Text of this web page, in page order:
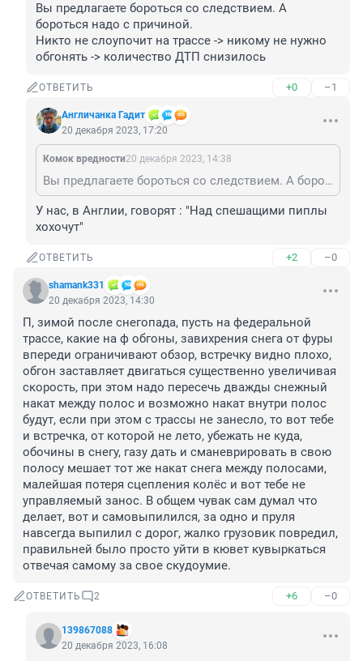
Вы предлагаете бороться со следствием. А
бороться надо с причиной.
Никто не слоупочит на трассе -> никому не нужно
обгонять -> количество ДТП снизилось
ОТВЕТИТЬ +0 –1
Aнгличанка Гадит
20 декабря 2023, 17:20
Комок вредности20 декабря 2023, 14:38
Вы предлагаете бороться со следствием. А бороться надо с причиной. Никто не слоупочит на трассе -> никому не нужно обгонять -> количество ДТП снизилось
У нас, в Англии, говорят : "Над спешащими пиплы
хохочут"
ОТВЕТИТЬ +2 –0
shamank331
20 декабря 2023, 14:30
П, зимой после снегопада, пусть на федеральной
трассе, какие на ф обгоны, завихрения снега от фуры
впереди ограничивают обзор, встречку видно плохо,
обгон заставляет двигаться существенно увеличивая
скорость, при этом надо пересечь дважды снежный
накат между полос и возможно накат внутри полос
будут, если при этом с трассы не занесло, то вот тебе
и встречка, от которой не лето, убежать не куда,
обочины в снегу, газу дать и сманеврировать в свою
полосу мешает тот же накат снега между полосами,
малейшая потеря сцепления колёс и вот тебе не
управляемый занос. В общем чувак сам думал что
делает, вот и самовыпилился, за одно и пруля
навсегда выпилил с дорог, жалко грузовик повредил,
правильней было просто уйти в кювет кувыркаться
отвечая самому за свое скудоумие.
ОТВЕТИТЬ 2 +6 –0
139867088
20 декабря 2023, 16:08